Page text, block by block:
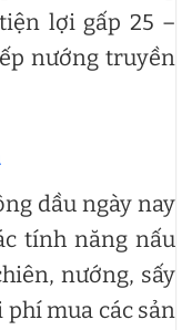
lợi gấp 25 –
nướng truyền
dầu ngày nay
tính năng nấu
nướng, sấy
mua các sản